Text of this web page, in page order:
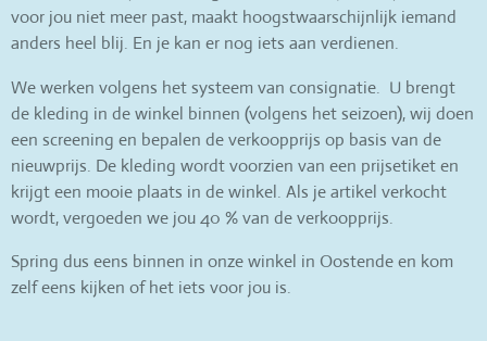
voor jou niet meer past, maakt hoogstwaarschijnlijk iemand
anders heel blij. En je kan er nog iets aan verdienen.
We werken volgens het systeem van consignatie. U brengt
de kleding in de winkel binnen (volgens het seizoen), wij doen
een screening en bepalen de verkoopprijs op basis van de
nieuwprijs. De kleding wordt voorzien van een prijsetiket en
krijgt een mooie plaats in de winkel. Als je artikel verkocht
wordt, vergoeden we jou 40 % van de verkoopprijs.
Spring dus eens binnen in onze winkel in Oostende en kom
zelf eens kijken of het iets voor jou is.